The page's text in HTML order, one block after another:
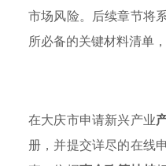
市场风险。后续章节将
所必备的关键材料清单
在大庆市申请新兴产业
册，并提交详尽的在线